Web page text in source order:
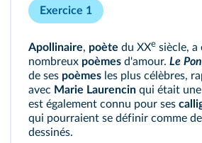
Exercice 1
Apollinaire, poète du XXe siècle, a
nombreux poèmes d'amour. Le
de ses poèmes les plus célèbres,
avec Marie Laurencin qui était une
est également connu pour ses
qui pourraient se définir comme
dessinés.